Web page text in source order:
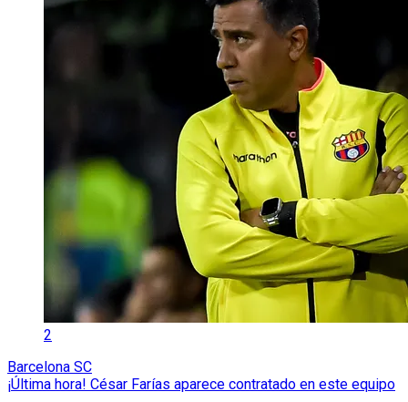
2
Barcelona SC
¡Última hora! César Farías aparece contratado en este equipo